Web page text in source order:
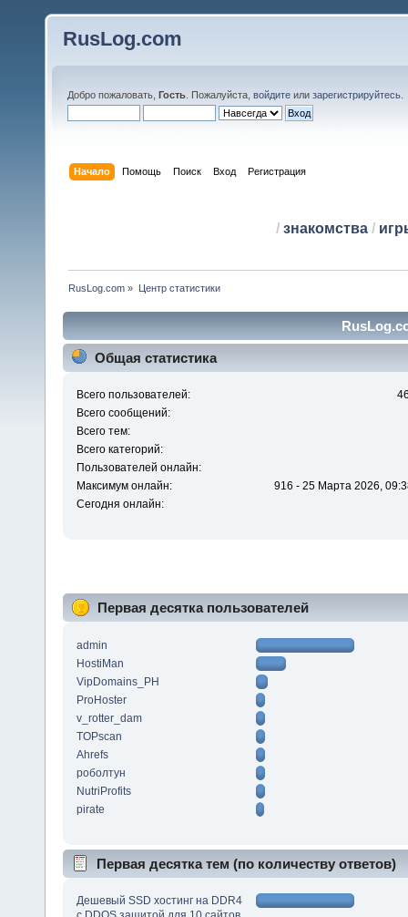
RusLog.com
Добро пожаловать, Гость . Пожалуйста, войдите или зарегистрируйтесь
Начало Помощь Поиск Вход Регистрация
/ знакомства/
RusLog.com » Центр статистики
Общая статистика
Всего пользователей:
Всего сообщений:
Всего тем:
Всего категорий:
Пользователей онлайн:
Максимум онлайн:
916 - 25 Марта 2026,
Сегодня онлайн:
Первая десятка пользователей
admin
HostiMan
VipDomains_PH
ProHoster
v_rotter_dam
TOPscan
Ahrefs
роболтун
NutriProfits
pirate
Первая десятка тем (по количеству ответов)
Дешевый SSD хостинг на DDR4